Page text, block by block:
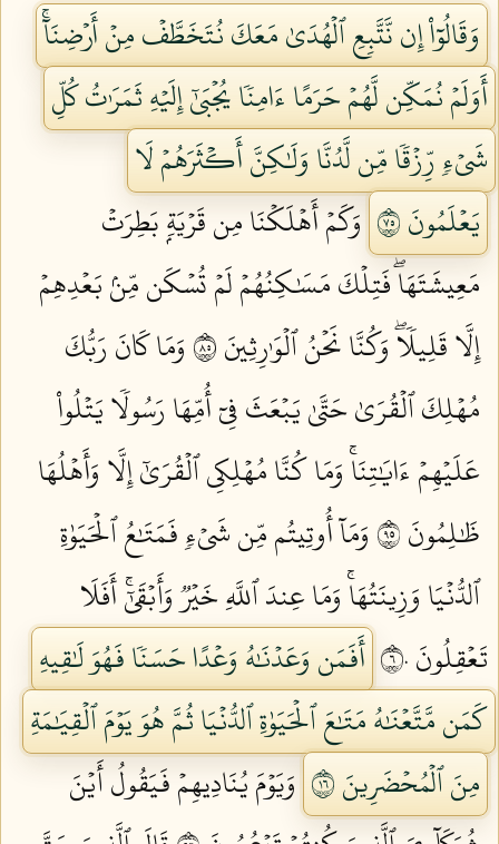
وَقَالُوٓاْ إِن نَّتَّبِعِ ٱلۡهُدَىٰ مَعَكَ نُتَخَطَّفۡ مِنۡ أَرۡضِنَآۚ
أَوَلَمۡ نُمَكِّن لَّهُمۡ حَرَمًا ءَامِنٗا يُجۡبَىٰٓ إِلَيۡهِ ثَمَرَٰتُ كُلِّ
شَيۡءٖ رِّزۡقٗا مِّن لَّدُنَّا وَلَٰكِنَّ أَكۡثَرَهُمۡ لَا
يَعۡلَمُونَ ٥٧
وَكَمۡ أَهۡلَكۡنَا مِن قَرۡيَةِۭ بَطِرَتۡ
مَعِيشَتَهَاۖ فَتِلۡكَ مَسَٰكِنُهُمۡ لَمۡ تُسۡكَن مِّنۢ بَعۡدِهِمۡ
إِلَّا قَلِيلٗاۖ وَكُنَّا نَحۡنُ ٱلۡوَٰرِثِينَ ٥٨
وَمَا كَانَ رَبُّكَ
مُهۡلِكَ ٱلۡقُرَىٰ حَتَّىٰ يَبۡعَثَ فِيٓ أُمِّهَا رَسُولٗا يَتۡلُواْ
عَلَيۡهِمۡ ءَايَٰتِنَاۚ وَمَا كُنَّا مُهۡلِكِي ٱلۡقُرَىٰٓ إِلَّا وَأَهۡلُهَا
ظَٰلِمُونَ ٥٩
وَمَآ أُوتِيتُم مِّن شَيۡءٖ فَمَتَٰعُ ٱلۡحَيَوٰةِ
ٱلدُّنۡيَا وَزِينَتُهَاۚ وَمَا عِندَ ٱللَّهِ خَيۡرٞ وَأَبۡقَىٰٓۚ أَفَلَا
تَعۡقِلُونَ ٦٠
أَفَمَن وَعَدۡنَٰهُ وَعۡدًا حَسَنٗا فَهُوَ لَٰقِيهِ
كَمَن مَّتَّعۡنَٰهُ مَتَٰعَ ٱلۡحَيَوٰةِ ٱلدُّنۡيَا ثُمَّ هُوَ يَوۡمَ ٱلۡقِيَٰمَةِ
مِنَ ٱلۡمُحۡضَرِينَ ٦١
وَيَوۡمَ يُنَادِيهِمۡ فَيَقُولُ أَيۡنَ